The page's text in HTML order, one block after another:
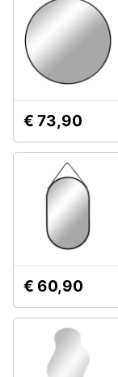
€ 73,90
€ 60,90